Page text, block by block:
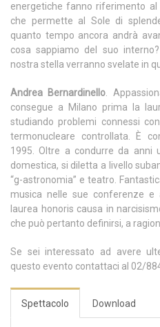
energetiche fanno riferimento
che permette al Sole di
quanto tempo ancora andrà
cosa sappiamo del suo
nostra stella verranno svelate in
Andrea Bernardinello.
consegue a Milano prima la
studiando problemi connessi
termonucleare controllata. È
1995. Oltre a condurre da anni
domestica, si diletta a livello
“g-astronomia” e teatro.
musica nelle sue conferenze e
laurea honoris causa in
che può pertanto definirsi, a
Se sei interessato ad avere
questo evento contattaci al 02/
Spettacolo Download